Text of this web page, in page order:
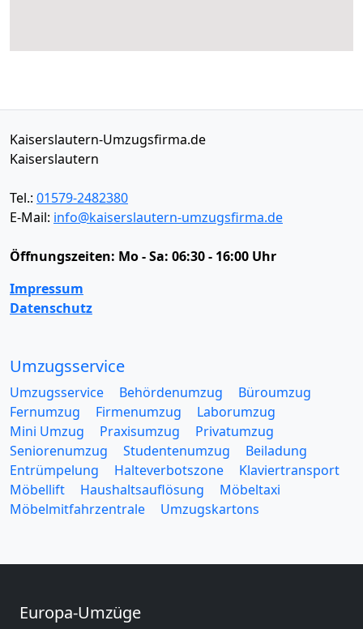
Kaiserslautern-Umzugsfirma.de
Kaiserslautern
Tel.: 01579-2482380
E-Mail: info@kaiserslautern-umzugsfirma.de
Öffnungszeiten: Mo - Sa: 06:30 - 16:00 Uhr
Impressum
Datenschutz
Umzugsservice
Umzugsservice Behördenumzug
Büroumzug
Fernumzug
Firmenumzug
Laborumzug
Mini Umzug
Praxisumzug
Privatumzug
Seniorenumzug
Studentenumzug
Beiladung
Entrümpelung
Halteverbotszone
Klaviertransport
Möbellift
Haushaltsauflösung
Möbeltaxi
Möbelmitfahrzentrale
Umzugskartons
Europa-Umzüge